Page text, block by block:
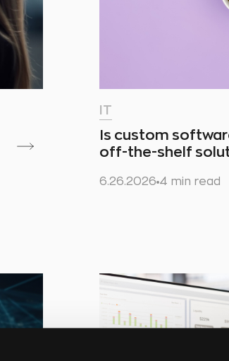
IT
Is custom
off-the-shelf
6.26.2026 4 min read